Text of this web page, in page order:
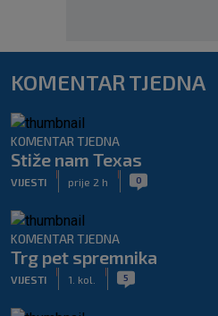
KOMENTAR TJEDNA
KOMENTAR TJEDNA
Stiže nam Texas
VIJESTI prije 2 h 0
KOMENTAR TJEDNA
Trg pet spremnika
VIJESTI 1. kol. 5